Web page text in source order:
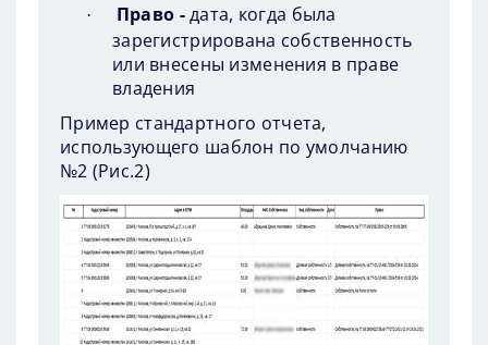
· Право -дата, когда была
зарегистрирована собственность
или внесены изменения в праве
владения
Пример стандартного отчета,
использующего шаблон по умолчанию
№2 (Рис.2)